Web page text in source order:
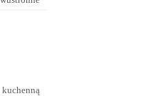
kuchenną